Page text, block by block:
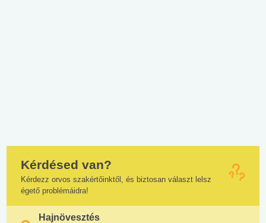
Kérdésed van?
Kérdezz orvos szakértőinktől, és biztosan választ lelsz
égető problémáidra!
Hajnövesztés